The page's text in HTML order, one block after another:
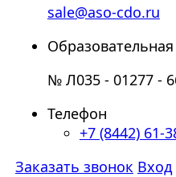
sale@aso-cdo.ru
№ Л035 - 01277 -
Телефон
+7 (8442) 61-
Заказать звонок Вход